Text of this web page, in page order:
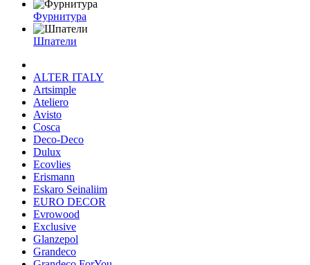
Фурнитура
Шпатели
ALTER ITALY
Artsimple
Ateliero
Avisto
Cosca
Deco-Deco
Dulux
Ecovlies
Erismann
Eskaro Seinaliim
EURO DECOR
Evrowood
Exclusive
Glanzepol
Grandeco